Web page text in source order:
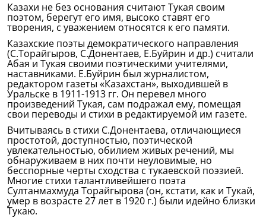
Казахи не без основания считают Тукая своим
поэтом, берегут его имя, высоко ставят его
творения, с уважением относятся к его памяти.
Казахские поэты демократического направления
(С.Торайгыров, С.Донентаев, Е.Буйрин и др.) считали
Абая и Тукая своими поэтическими учителями,
наставниками. Е.Буйрин был журналистом,
редактором газеты «Казахстан», выходившей в
Уральске в 1911-1913 гг. Он перевел много
произведений Тукая, сам подражал ему, помещая
свои переводы и стихи в редактируемой им газете.
Вчитываясь в стихи С.Донентаева, отличающиеся
простотой, доступностью, поэтической
увлекательностью, обилием живых речений, мы
обнаруживаем в них почти неуловимые, но
бесспорные черты сходства с тукаевской поэзией.
Многие стихи талантливейшего поэта
Султанмахмуда Торайгырова (он, кстати, как и Тукай,
умер в возрасте 27 лет в 1920 г.) были идейно близки
Тукаю.